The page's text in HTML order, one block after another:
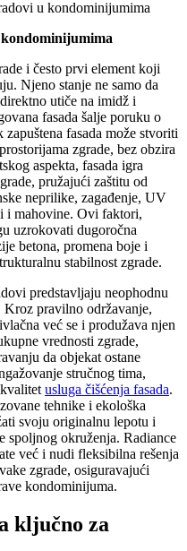
u kondominijumima
i često prvi element koji
Njeno stanje ne samo da
utiče na imidž i
fasada šalje poruku o
fasada može stvoriti
zgrade, bez obzira
aspekta, fasada igra
pružajući zaštitu od
neprilike, zagađenje, UV
i mahovine. Ovi faktori,
uzrokovati dugoročna
betona, promena boje i
stabilnost zgrade.
predstavljaju neophodnu
Kroz pravilno održavanje,
već se i produžava njen
vrednosti zgrade,
da objekat ostane
stručnog tima,
usluga čišćenja fasada.
tehnike i ekološka
svoju originalnu lepotu i
spoljnog okruženja. Radiance
već i nudi fleksibilna rešenja
zgrade, osiguravajući
kondominijuma.
ključno za